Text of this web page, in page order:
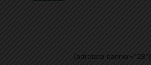
[adrotate banner="28"]